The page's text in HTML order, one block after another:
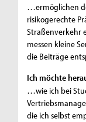
…ermöglichen
risikogerechte
Straßenverkehr
messen kleine
die Beiträge
Ich möchte
…wie ich bei
die ich selbst